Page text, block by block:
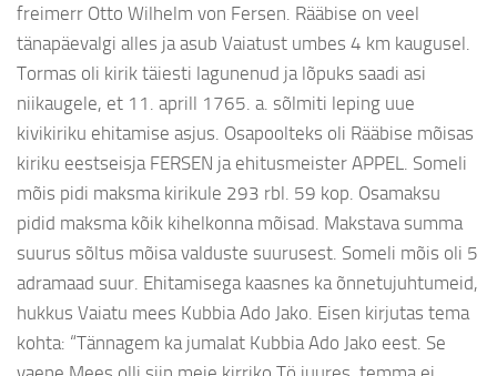
freimerr Otto Wilhelm von Fersen. Rääbise on veel
tänapäevalgi alles ja asub Vaiatust umbes 4 km kaugusel.
Tormas oli kirik täiesti lagunenud ja lõpuks saadi asi
niikaugele, et 11. aprill 1765. a. sõlmiti leping uue
kivikiriku ehitamise asjus. Osapoolteks oli Rääbise mõisas
kiriku eestseisja FERSEN ja ehitusmeister APPEL. Someli
mõis pidi maksma kirikule 293 rbl. 59 kop. Osamaksu
pidid maksma kõik kihelkonna mõisad. Makstava summa
suurus sõltus mõisa valduste suurusest. Someli mõis oli 5
adramaad suur. Ehitamisega kaasnes ka õnnetujuhtumeid,
hukkus Vaiatu mees Kubbia Ado Jako. Eisen kirjutas tema
kohta: “Tännagem ka jumalat Kubbia Ado Jako eest. Se